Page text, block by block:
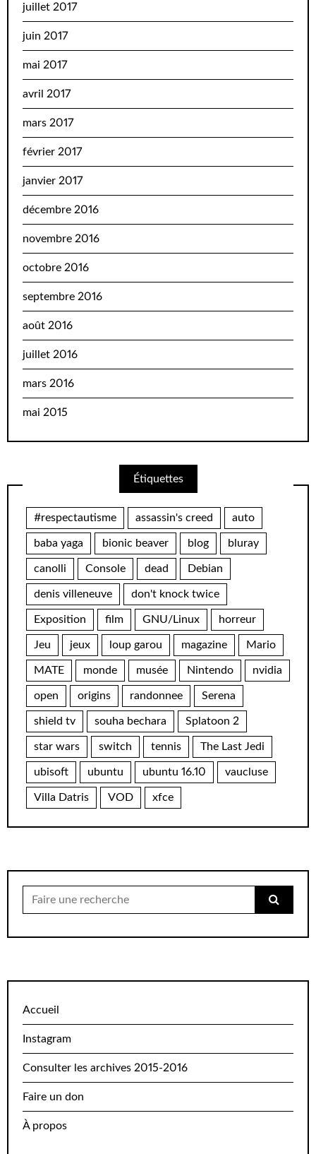
juillet 2017
juin 2017
mai 2017
avril 2017
mars 2017
février 2017
janvier 2017
décembre 2016
novembre 2016
octobre 2016
septembre 2016
août 2016
juillet 2016
mars 2016
mai 2015
Étiquettes
#respectautisme assassin's creed auto
baba yaga bionic beaver blog bluray
canolli Console dead Debian
denis villeneuve don't knock twice
Exposition film GNU/Linux horreur
Jeu jeux loup garou magazine Mario
MATE monde musée Nintendo nvidia
open origins randonnee Serena
shield tv souha bechara Splatoon 2
star wars switch tennis The Last Jedi
ubisoft ubuntu ubuntu 16.10 vaucluse
Villa Datris VOD xfce
pour:
Accueil
Instagram
Consulter les archives 2015-2016
Faire un don
À propos